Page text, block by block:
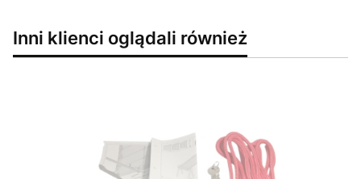
Inni klienci oglądali również